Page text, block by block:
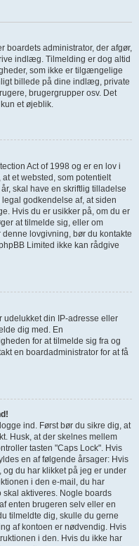
boardets administrator, der afgør,
indlæg. Tilmelding er dog altid
som ikke er tilgængelige
billede på dine indlæg, private
brugergrupper osv. Det
et øjeblik.
Act of 1998 og er en lov i
et websted, som potentielt
skal have en skriftlig tilladelse
godkendelse af, at siden
Hvis du er usikker på, om du er
at tilmelde sig, eller om
lovgivning, bør du kontakte
Limited ikke kan rådgive
udelukket din IP-adresse eller
dig med. En
for at tilmelde sig fra og
en boardadministrator for at få
ind. Først bør du sikre dig, at
Husk, at der skelnes mellem
tasten "Caps Lock". Hvis
en af følgende årsager: Hvis
og du har klikket på jeg er under
i den e-mail, du har
skal aktiveres. Nogle boards
enten brugeren selv eller en
tilmeldte dig, skulle du gerne
af kontoen er nødvendig. Hvis
i den. Hvis du ikke har